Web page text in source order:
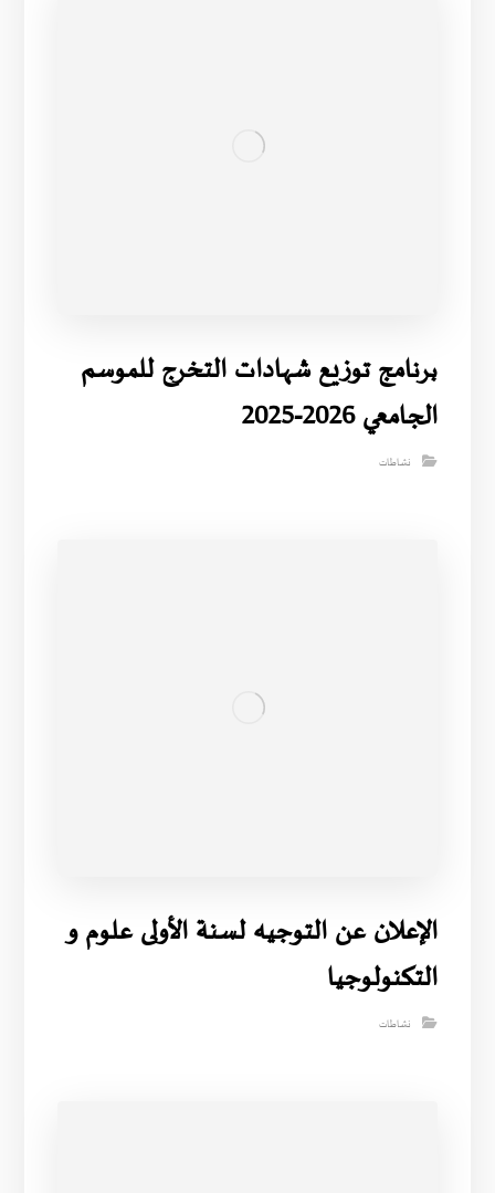
برنامج توزيع شهادات التخرج للموسم
الجامعي 2026-2025
نشاطات
الإعلان عن التوجيه لسنة الأولى علوم و
التكنولوجيا
نشاطات